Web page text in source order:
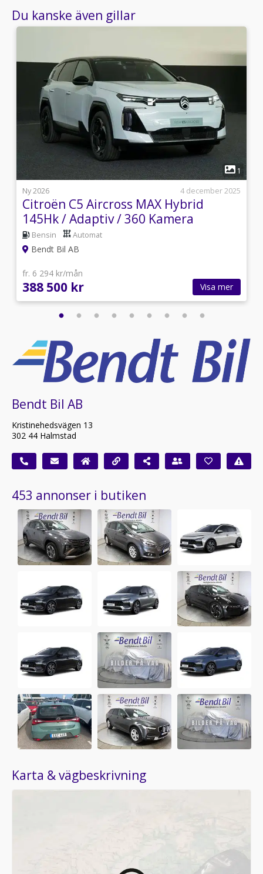
Du kanske även gillar
1
Ny 2026
4 december 2025
Citroën C5 Aircross MAX Hybrid
145Hk / Adaptiv / 360 Kamera
Bensin Automat
Bendt Bil AB
fr. 6 294 kr/mån
388 500 kr Visa mer
Bendt Bil AB
Kristinehedsvägen 13
302 44 Halmstad
453 annonser i butiken
Karta & vägbeskrivning